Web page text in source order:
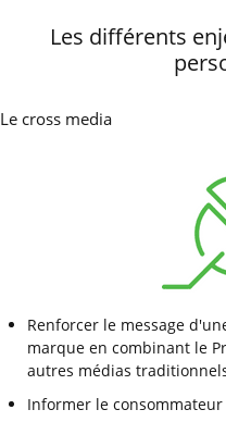
Les différents
Le cross media
Renforcer le message
marque en combinant le
autres médias
Informer le